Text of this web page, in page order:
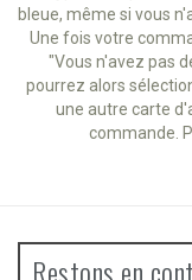
bleue, même si vous
Une fois votre
"Vous n'avez pas
pourrez alors
une autre carte
commande.